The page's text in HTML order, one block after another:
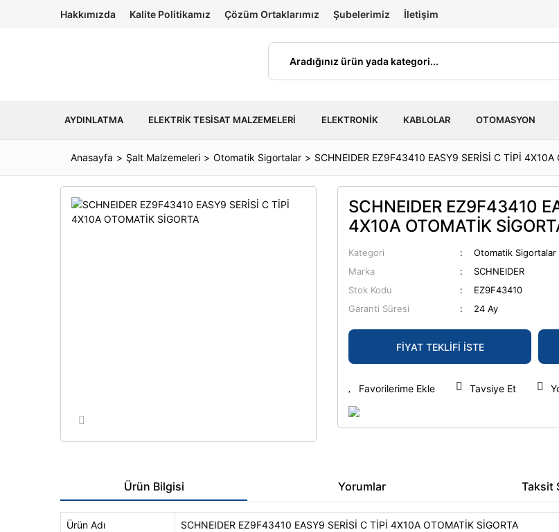
Hakkımızda Kalite Politikamız Çözüm Ortaklarımız Şubelerimiz İletişim
AYDINLATMA ELEKTRIK TESISAT MALZEMELERI ELEKTRONIK KABLOLAR OTOMASYON
Anasayfa Şalt Malzemeleri Otomatik Sigortalar SCHNEIDER EZ9F43410 EASY9 SERİSİ C TİPİ 4X10A
SCHNEIDER EZ9F43410
4X10A OTOMATİK
Kategori
Otomatik Sigortalar
Marka
SCHNEIDER
Stok Kodu
EZ9F43410
Garanti Süresi
24 Ay
FİYAT TEKLİFİ İSTE
Tavsiye Et
Ürün Bilgisi Yorumlar Taksit
Ürün Adı SCHNEIDER EZ9F43410 EASY9 SERİSİ C TİPİ 4X10A OTOMATİK SİGORTA